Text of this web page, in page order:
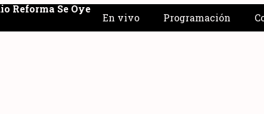
Reforma Se Oye
En vivo Programación